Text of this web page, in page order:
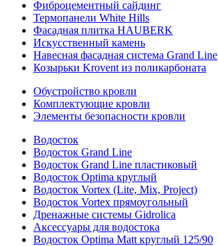
Фиброцементный сайдинг
Термопанели White Hills
Фасадная плитка HAUBERK
Искусственный камень
Навесная фасадная система Grand Line
Козырьки Krovent из поликарбоната
Обустройство кровли
Комплектующие кровли
Элементы безопасности кровли
Водосток
Водосток Grand Line
Водосток Grand Line пластиковый
Водосток Optima круглый
Водосток Vortex (Lite, Mix, Project)
Водосток Vortex прямоугольный
Дренажные системы Gidrolica
Аксессуары для водостока
Водосток Optima Matt круглый 125/90